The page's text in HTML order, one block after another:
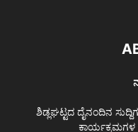
ಶಿಡ್ಲಘಟ್ಟದ ದೈನಂದಿನ
ಕಾರ್ಯಕ್ರಮಗಳ